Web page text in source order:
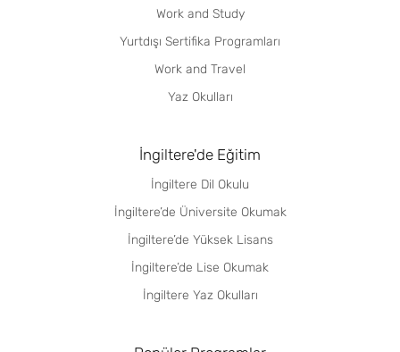
Work and Study
Yurtdışı Sertifika Programları
Work and Travel
Yaz Okulları
İngiltere'de Eğitim
İngiltere Dil Okulu
İngiltere’de Üniversite Okumak
İngiltere’de Yüksek Lisans
İngiltere’de Lise Okumak
İngiltere Yaz Okulları